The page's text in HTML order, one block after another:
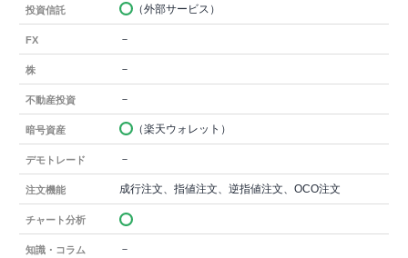
投資信託 （外部サービス）
FX －
株 －
不動産投資 －
暗号資産 （楽天ウォレット）
デモトレード －
注文機能 成行注文、指値注文、逆指値注文、OCO注文
チャート分析
知識・コラム －